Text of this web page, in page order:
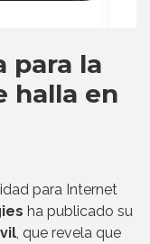
para la
halla en
para Internet
ha publicado su
, que revela que